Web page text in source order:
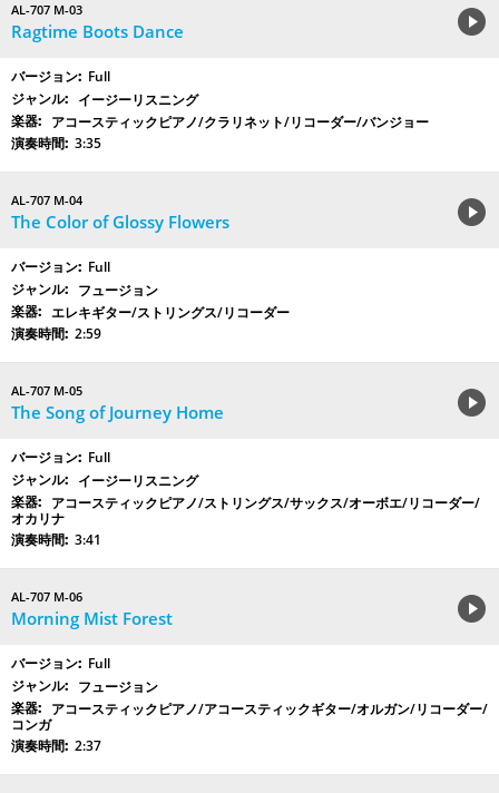
AL-707 M-03
Ragtime Boots Dance
Full
イージーリスニング
アコースティックピアノ/クラリネット/リコーダー/バンジョー
3:35
AL-707 M-04
The Color of Glossy Flowers
Full
フュージョン
エレキギター/ストリングス/リコーダー
2:59
AL-707 M-05
The Song of Journey Home
Full
イージーリスニング
アコースティックピアノ/ストリングス/サックス/オーボエ/リコーダー/
オカリナ
3:41
AL-707 M-06
Morning Mist Forest
Full
フュージョン
アコースティックピアノ/アコースティックギター/オルガン/リコーダー/
コンガ
2:37